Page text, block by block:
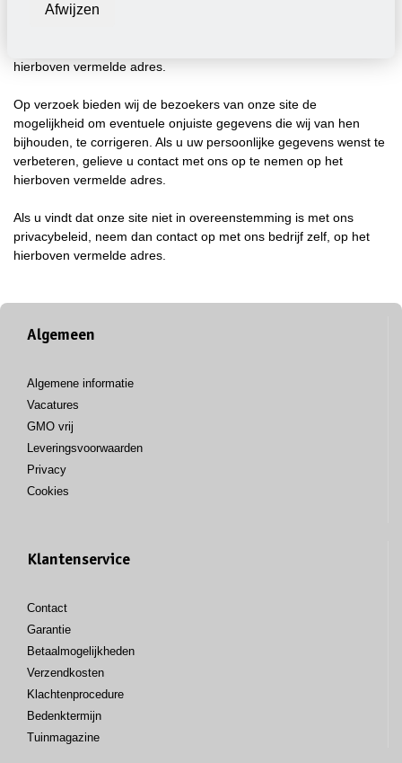
Afwijzen
Op verzoek verlenen wij aan de bezoekers van onze site toegang
hierboven vermelde adres.
Op verzoek bieden wij de bezoekers van onze site de
mogelijkheid om eventuele onjuiste gegevens die wij van hen
bijhouden, te corrigeren. Als u uw persoonlijke gegevens wenst te
verbeteren, gelieve u contact met ons op te nemen op het
hierboven vermelde adres.
Als u vindt dat onze site niet in overeenstemming is met ons
privacybeleid, neem dan contact op met ons bedrijf zelf, op het
hierboven vermelde adres.
Algemeen
Algemene informatie
Vacatures
GMO vrij
Leveringsvoorwaarden
Privacy
Cookies
Klantenservice
Contact
Garantie
Betaalmogelijkheden
Verzendkosten
Klachtenprocedure
Bedenktermijn
Tuinmagazine